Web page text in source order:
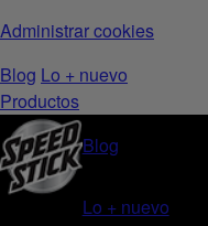
Administrar cookies
Blog Lo + nuevo
Productos
Blog
Lo + nuevo